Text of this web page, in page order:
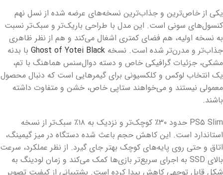
یکی از خاص‌ترین و جذاب‌ترین نسخه‌­های عرضه شده از نسل نهم
کنسول‌های سونی است. این مدل با طراحی باریک‌تر و سبک‌تر نسبت
به نسخه اولیه، هم فضای کمتری اشغال می‌کند و هم از نظر ظاهری
جذاب‌تر و مدرن‌تر شده است. نسخه Ghost of Yotei Black با بدنه
مشکی، جزئیات گرافیکی خاص و دسته دوال‌سنس هماهنگ با تم،
یک انتخاب لوکس و کلکسیونی برای گیمرهایی است که دنبال محصول
معمولی نیستند و می‌خواهند ستاپی خاص، خشن و متفاوت داشته
باشند.
PS۵ Slim حدود ۳۰٪ کوچک‌تر و نزدیک به ۱۸٪ سبک‌تر از نسخه
استاندارد است. این کاهش حجم باعث شده دستگاه در میز گیمینگ،
اتاق و حتی روی پایه‌­های کوچک بهتر جای گیرد. از نظر عملکرد، سرعت
بالای SSD به اجرای سریع‌تر بازی‌ها کمک می‌کند و زمان لودینگ به
شکل قابل توجهی کاهش پیدا کرده است. پشتیبانی از کیفیت تصویر